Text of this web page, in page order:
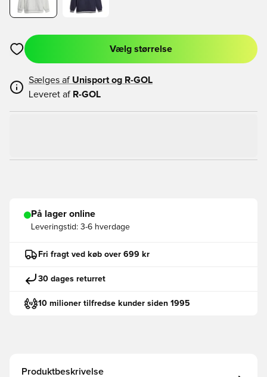
Åbner en Modal til at logge ind eller tilmelde dig som medlem
Vælg størrelse
Sælges af Unisport og R-GOL
Leveret af R-GOL
På lager online
Leveringstid: 3-6 hverdage
Fri fragt ved køb over 699 kr
30 dages returret
10 milioner tilfredse kunder siden 1995
Produktbeskrivelse